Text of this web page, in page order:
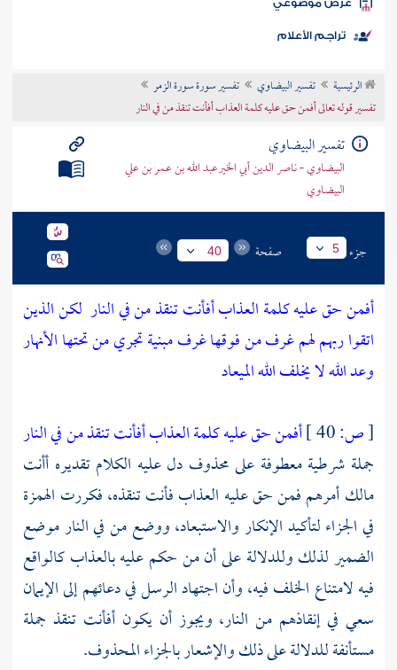
الكتب
موضوعي
تراجم الأعلام
الرئيسية تفسير البيضاوي
تفسير سورة سورة الزمر
تفسير قوله تعالى أفمن حق عليه كلمة العذاب أفأنت تنقذ من في النار
تفسير البيضاوي
البيضاوي - ناصر الدين أبي الخيرعبد الله بن عمر بن علي
البيضاوي
جزء 5 صفحة 40
أفمن حق عليه كلمة العذاب أفأنت تنقذ من في النار لكن الذين
اتقوا ربهم لهم غرف من فوقها غرف مبنية تجري من تحتها الأنهار
وعد الله لا يخلف الله الميعاد
[ص:
أفمن حق عليه كلمة العذاب أفأنت تنقذ من في النار
جملة شرطية معطوفة على محذوف دل عليه الكلام تقديره أأنت
مالك أمرهم فمن حق عليه العذاب فأنت تنقذه، فكررت الهمزة
في الجزاء لتأكيد الإنكار والاستبعاد، ووضع من في النار موضع
الضمير لذلك وللدلالة على أن من حكم عليه بالعذاب كالواقع
فيه لامتناع الخلف فيه، وأن اجتهاد الرسل في دعائهم إلى الإيمان
سعي في إنقاذهم من النار، ويجوز أن يكون أفأنت تنقذ جملة
مستأنفة للدلالة على ذلك والإشعار بالجزاء المحذوف.